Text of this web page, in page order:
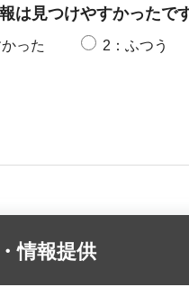
は見つけやすかったで
った 2：ふつう
情報提供